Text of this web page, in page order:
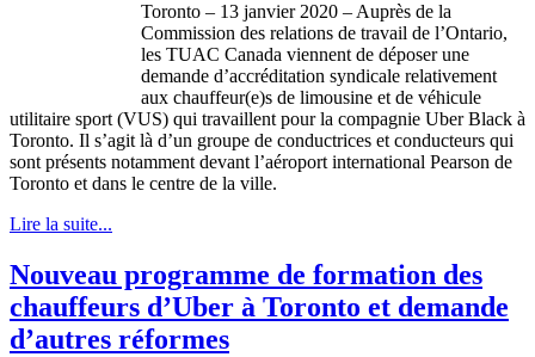
Toronto – 13 janvier 2020 – Auprès de la
Commission des relations de travail de l’Ontario,
les TUAC Canada viennent de déposer une
demande d’accréditation syndicale relativement
aux chauffeur(e)s de limousine et de véhicule
utilitaire sport (VUS) qui travaillent pour la compagnie Uber Black à
Toronto. Il s’agit là d’un groupe de conductrices et conducteurs qui
sont présents notamment devant l’aéroport international Pearson de
Toronto et dans le centre de la ville.
Lire la suite...
Nouveau programme de formation des
chauffeurs d’Uber à Toronto et demande
d’autres réformes